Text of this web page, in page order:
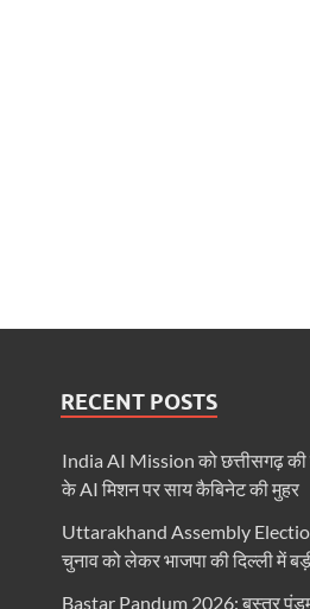
RECENT POSTS
India AI Mission को छत्तीसगढ़ की
के AI मिशन पर साय कैबिनेट की मुहर
Uttarakhand Assembly
चुनाव को लेकर भाजपा की दिल्ली में
Bastar Pandum 2026: बस्तर